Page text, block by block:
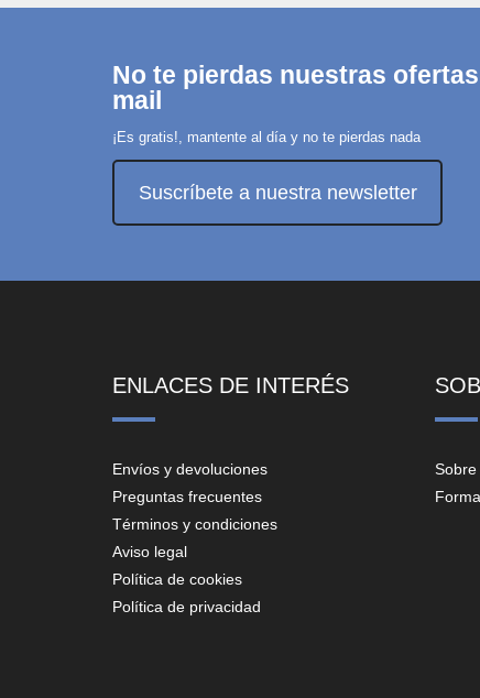
No te pierdas nuestras
mail
¡Es gratis!, mantente al día y no te pierdas nada
Suscríbete a nuestra newsletter
ENLACES DE INTERÉS
Envíos y devoluciones
Preguntas frecuentes
Términos y condiciones
Aviso legal
Política de cookies
Política de privacidad